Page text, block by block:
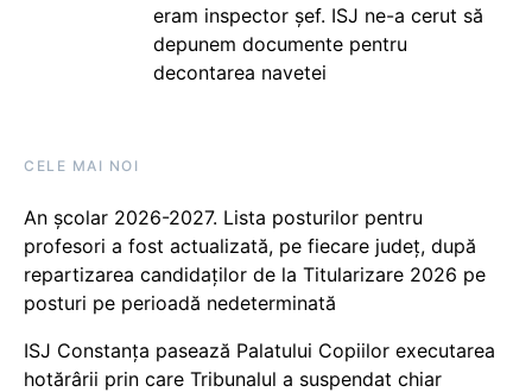
eram inspector șef. ISJ ne-a cerut să
depunem documente pentru
decontarea navetei
CELE MAI NOI
An școlar 2026-2027. Lista posturilor pentru
profesori a fost actualizată, pe fiecare județ, după
repartizarea candidaților de la Titularizare 2026 pe
posturi pe perioadă nedeterminată
ISJ Constanța pasează Palatului Copiilor executarea
hotărârii prin care Tribunalul a suspendat chiar